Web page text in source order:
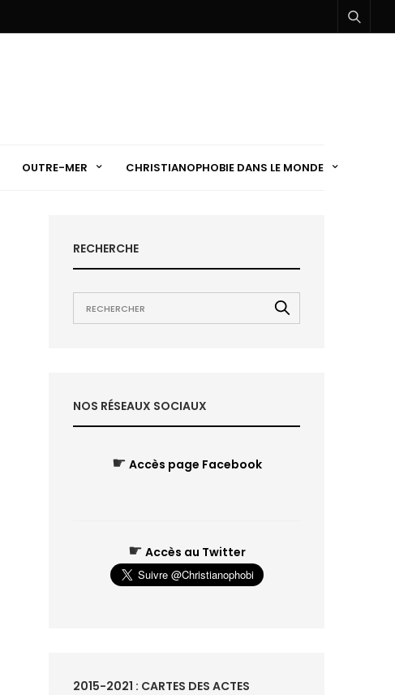
OUTRE-MER CHRISTIANOPHOBIE DANS LE MONDE
RECHERCHE
NOS RÉSEAUX SOCIAUX
☛ Accès page Facebook
☛ Accès au Twitter
2015-2021 : CARTES DES ACTES